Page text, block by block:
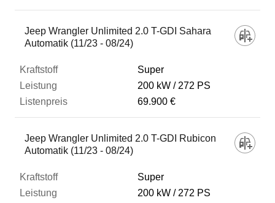
Jeep Wrangler Unlimited 2.0 T-GDI Sahara
Automatik (11/23 - 08/24)
Super
200 kW
272 PS
69.900 €
Jeep Wrangler Unlimited 2.0 T-GDI Rubicon
Automatik (11/23 - 08/24)
Super
200 kW
272 PS